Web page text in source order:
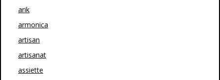
arik
armonica
artisan
artisanat
assiette